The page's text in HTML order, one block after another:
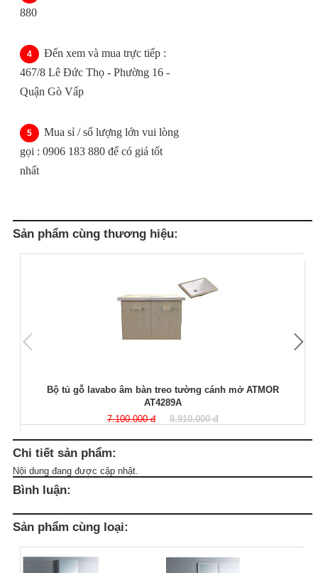
880
Đến xem và mua trực tiếp :
467/8 Lê Đức Thọ - Phường 16 -
Quận Gò Vấp
Mua sỉ / số lượng lớn vui lòng
gọi : 0906 183 880 để có giá tốt
nhất
Sản phẩm cùng thương hiệu:
Bộ tủ gỗ lavabo âm bàn treo tường cánh mở ATMOR
AT4289A
7.100.000 đ
8.910.000 đ
Chi tiết sản phẩm:
Nội dung đang được cập nhật.
Bình luận:
Sản phẩm cùng loại: